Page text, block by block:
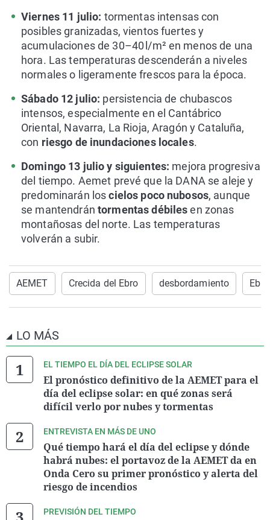
Viernes 11 julio: tormentas intensas con
posibles granizadas, vientos fuertes y
acumulaciones de 30–40 l/m² en menos de una
hora. Las temperaturas descenderán a niveles
normales o ligeramente frescos para la época.
Sábado 12 julio: persistencia de chubascos
intensos, especialmente en el Cantábrico
Oriental, Navarra, La Rioja, Aragón y Cataluña,
con riesgo de inundaciones locales.
Domingo 13 julio y siguientes: mejora progresiva
del tiempo. Aemet prevé que la DANA se aleje y
predominarán loscielos poco nubosos, aunque
se mantendrán tormentas débilesen zonas
montañosas del norte. Las temperaturas
volverán a subir.
AEMET Crecida del Ebro desbordamiento Ebro
LO MÁS
EL TIEMPO EL DÍA DEL ECLIPSE SOLAR
El pronóstico definitivo de la AEMET para el
día del eclipse solar: en qué zonas será
difícil verlo por nubes y tormentas
ENTREVISTA EN MÁS DE UNO
Qué tiempo hará el día del eclipse y dónde
habrá nubes: el portavoz de la AEMET da en
Onda Cero su primer pronóstico y alerta del
riesgo de incendios
PREVISIÓN DEL TIEMPO